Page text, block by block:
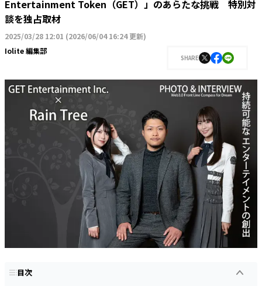
Entertainment Token（GET）」のあらたな挑戦 特別対
談を独占取材
2025/03/28 12:01 (2026/06/04 16:24 更新)
Iolite 編集部
SHARE
目次